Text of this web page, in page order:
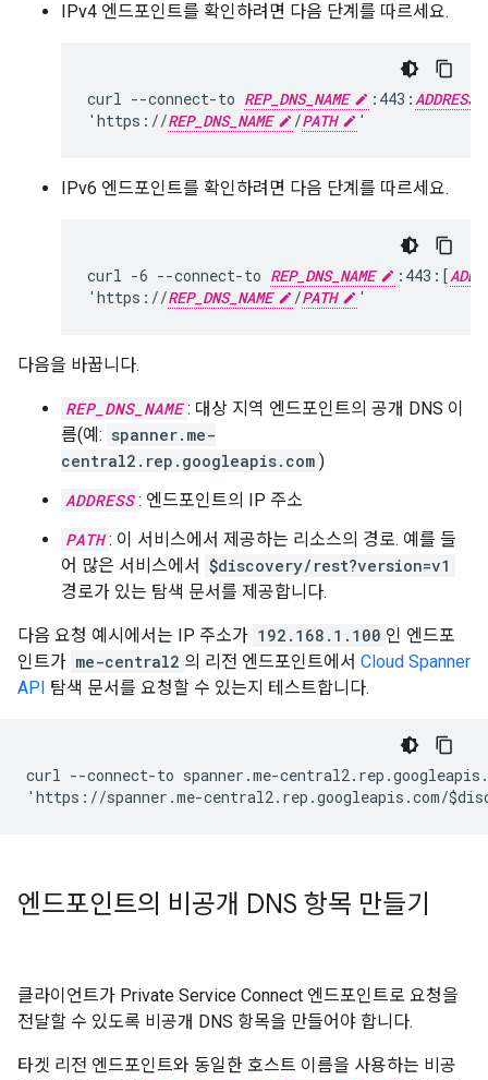
IPv4 엔드포인트를 확인하려면 다음 단계를 따르세요.
curl --connect-to REP_DNS_NAME :443:ADDRESS
'https://REP_DNS_NAME /PATH
IPv6 엔드포인트를 확인하려면 다음 단계를 따르세요.
curl -6 --connect-to REP_DNS_NAME :443:[
'https://REP_DNS_NAME /PATH
다음을 바꿉니다.
REP_DNS_NAME : 대상 지역 엔드포인트의 공개 DNS 이
름(예: spanner.me-
central2.rep.googleapis.com )
ADDRESS : 엔드포인트의 IP 주소
PATH : 이 서비스에서 제공하는 리소스의 경로. 예를 들
어 많은 서비스에서 $discovery/rest?version=v1
경로가 있는 탐색 문서를 제공합니다.
다음 요청 예시에서는 IP 주소가 192.168.1.100 인 엔드포
인트가 me-central2 의 리전 엔드포인트에서 Cloud Spanner
API 탐색 문서를 요청할 수 있는지 테스트합니다.
curl --connect-to spanner.me-
엔드포인트의 비공개 DNS 항목 만들기
클라이언트가 Private Service Connect 엔드포인트로 요청을
전달할 수 있도록 비공개 DNS 항목을 만들어야 합니다.
타겟 리전 엔드포인트와 동일한 호스트 이름을 사용하는 비공